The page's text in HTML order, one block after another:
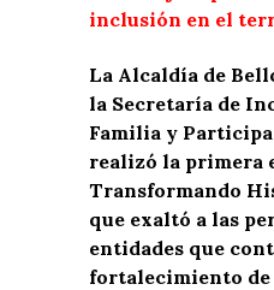
inclusión en el
La Alcaldía de
la Secretaría de
Familia y
realizó la primera
Transformando
que exaltó a las
entidades que
fortalecimiento